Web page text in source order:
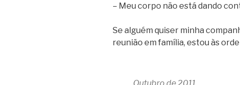
– Meu corpo não está dando
Se alguém quiser minha
reunião em família, estou às
Outubro de 2011